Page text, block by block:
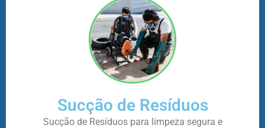
Sucção de Resíduos
Sucção de Resíduos para limpeza segura e